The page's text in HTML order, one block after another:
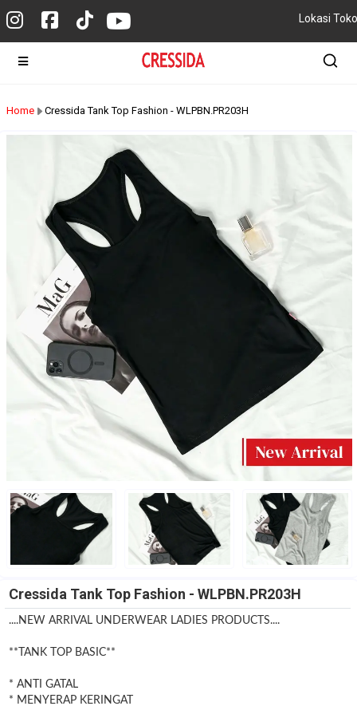
Lokasi Toko
Home Cressida Tank Top Fashion - WLPBN.PR203H
Cressida Tank Top Fashion - WLPBN.PR203H
....NEW ARRIVAL UNDERWEAR LADIES PRODUCTS....
**TANK TOP BASIC**
* ANTI GATAL
* MENYERAP KERINGAT